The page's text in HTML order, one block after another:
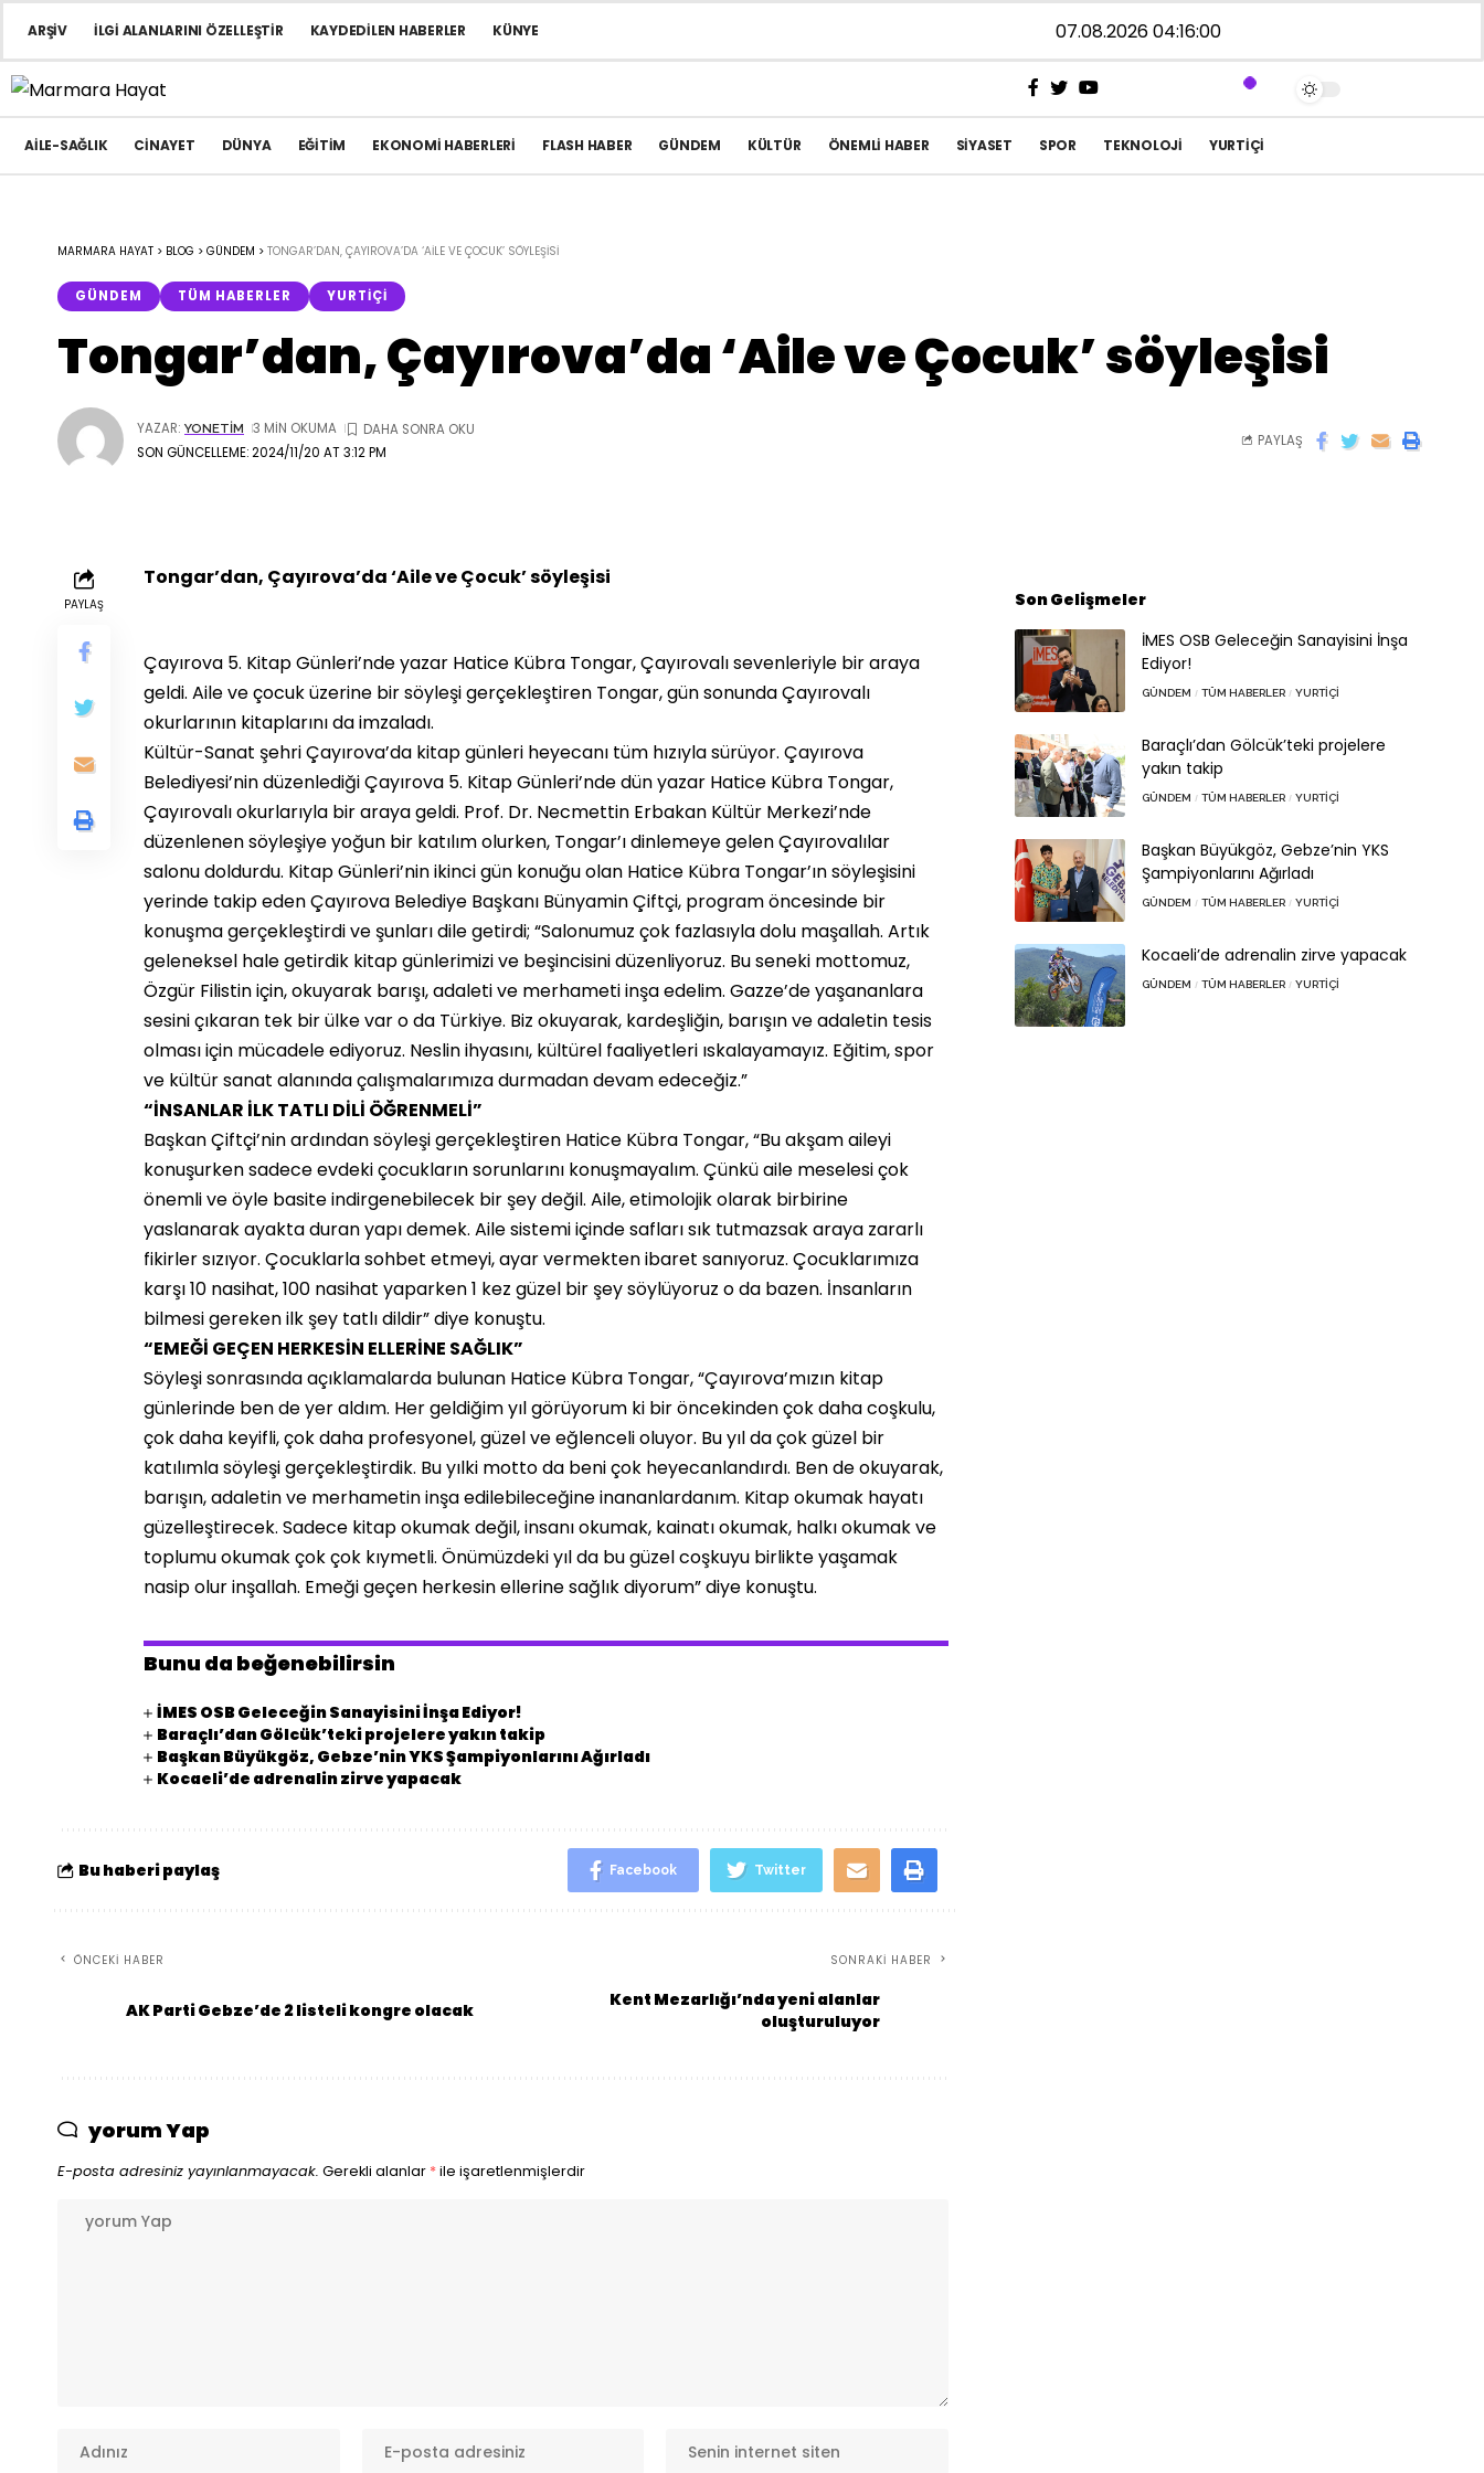
ARŞIV İLGI ALANLARINI ÖZELLEŞTIR KAYDEDILEN HABERLER KÜNYE 07.08.2026 04:16:00
AILE-SAĞLIK CINAYET DÜNYA EĞITIM EKONOMI HABERLERI FLASH HABER GÜNDEM KÜLTÜR ÖNEMLI HABER SIYASET SPOR TEKNOLOJI YURTIÇI
MARMARA HAYAT > BLOG > GÜNDEM > TONGAR’DAN, ÇAYIROVA’DA ‘AILE VE ÇOCUK’ SÖYLEŞISI
GÜNDEM TÜM HABERLER YURTIÇI
Tongar’dan, Çayırova’da ‘Aile ve Çocuk’ söyleşisi
SON GÜNCELLEME: 2024/11/20 AT 3:12 PM
YAZAR: YONETIM 3 MIN OKUMA
PAYLAŞ
PAYLAŞ
Tongar’dan, Çayırova’da ‘Aile ve Çocuk’ söyleşisi
Çayırova 5. Kitap Günleri’nde yazar Hatice Kübra Tongar, Çayırovalı sevenleriyle bir araya
geldi. Aile ve çocuk üzerine bir söyleşi gerçekleştiren Tongar, gün sonunda Çayırovalı
okurlarının kitaplarını da imzaladı.
Kültür-Sanat şehri Çayırova’da kitap günleri heyecanı tüm hızıyla sürüyor. Çayırova
Belediyesi’nin düzenlediği Çayırova 5. Kitap Günleri’nde dün yazar Hatice Kübra Tongar,
Çayırovalı okurlarıyla bir araya geldi. Prof. Dr. Necmettin Erbakan Kültür Merkezi’nde
düzenlenen söyleşiye yoğun bir katılım olurken, Tongar’ı dinlemeye gelen Çayırovalılar
salonu doldurdu. Kitap Günleri’nin ikinci gün konuğu olan Hatice Kübra Tongar’ın söyleşisini
yerinde takip eden Çayırova Belediye Başkanı Bünyamin Çiftçi, program öncesinde bir
konuşma gerçekleştirdi ve şunları dile getirdi; “Salonumuz çok fazlasıyla dolu maşallah. Artık
geleneksel hale getirdik kitap günlerimizi ve beşincisini düzenliyoruz. Bu seneki mottomuz,
Özgür Filistin için, okuyarak barışı, adaleti ve merhameti inşa edelim. Gazze’de yaşananlara
sesini çıkaran tek bir ülke var o da Türkiye. Biz okuyarak, kardeşliğin, barışın ve adaletin tesis
olması için mücadele ediyoruz. Neslin ihyasını, kültürel faaliyetleri ıskalayamayız. Eğitim, spor
ve kültür sanat alanında çalışmalarımıza durmadan devam edeceğiz.”
“İNSANLAR İLK TATLI DİLİ ÖĞRENMELİ”
Başkan Çiftçi’nin ardından söyleşi gerçekleştiren Hatice Kübra Tongar, “Bu akşam aileyi
konuşurken sadece evdeki çocukların sorunlarını konuşmayalım. Çünkü aile meselesi çok
önemli ve öyle basite indirgenebilecek bir şey değil. Aile, etimolojik olarak birbirine
yaslanarak ayakta duran yapı demek. Aile sistemi içinde safları sık tutmazsak araya zararlı
fikirler sızıyor. Çocuklarla sohbet etmeyi, ayar vermekten ibaret sanıyoruz. Çocuklarımıza
karşı 10 nasihat, 100 nasihat yaparken 1 kez güzel bir şey söylüyoruz o da bazen. İnsanların
bilmesi gereken ilk şey tatlı dildir” diye konuştu.
“EMEĞİ GEÇEN HERKESİN ELLERİNE SAĞLIK”
Söyleşi sonrasında açıklamalarda bulunan Hatice Kübra Tongar, “Çayırova’mızın kitap
günlerinde ben de yer aldım. Her geldiğim yıl görüyorum ki bir öncekinden çok daha coşkulu,
çok daha keyifli, çok daha profesyonel, güzel ve eğlenceli oluyor. Bu yıl da çok güzel bir
katılımla söyleşi gerçekleştirdik. Bu yılki motto da beni çok heyecanlandırdı. Ben de okuyarak,
barışın, adaletin ve merhametin inşa edilebileceğine inananlardanım. Kitap okumak hayatı
güzelleştirecek. Sadece kitap okumak değil, insanı okumak, kainatı okumak, halkı okumak ve
toplumu okumak çok çok kıymetli. Önümüzdeki yıl da bu güzel coşkuyu birlikte yaşamak
nasip olur inşallah. Emeği geçen herkesin ellerine sağlık diyorum” diye konuştu.
Bunu da beğenebilirsin
İMES OSB Geleceğin Sanayisini İnşa Ediyor!
Baraçlı’dan Gölcük’teki projelere yakın takip
Başkan Büyükgöz, Gebze’nin YKS Şampiyonlarını Ağırladı
Kocaeli’de adrenalin zirve yapacak
Bu haberi paylaş Facebook Twitter
ÖNCEKI HABER
AK Parti Gebze’de 2 listeli kongre olacak
SONRAKI HABER
Kent Mezarlığı’nda yeni alanlar
oluşturuluyor
yorum Yap
E-posta adresiniz yayınlanmayacak. Gerekli alanlar *ile işaretlenmişlerdir
Son Gelişmeler
İMES OSB Geleceğin Sanayisini İnşa
Ediyor!
GÜNDEM TÜM HABERLER YURTIÇI
Baraçlı’dan Gölcük’teki projelere
yakın takip
GÜNDEM TÜM HABERLER YURTIÇI
Başkan Büyükgöz, Gebze’nin YKS
Şampiyonlarını Ağırladı
GÜNDEM TÜM HABERLER YURTIÇI
Kocaeli’de adrenalin zirve yapacak
GÜNDEM TÜM HABERLER YURTIÇI